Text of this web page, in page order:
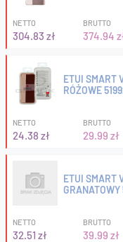
NETTO
304.83 zł
BRUTTO
374.94
ETUI SMART
RÓŻOWE
NETTO
24.38 zł
BRUTTO
29.99 zł
ETUI SMART
NETTO
32.51 zł
BRUTTO
39.99 zł